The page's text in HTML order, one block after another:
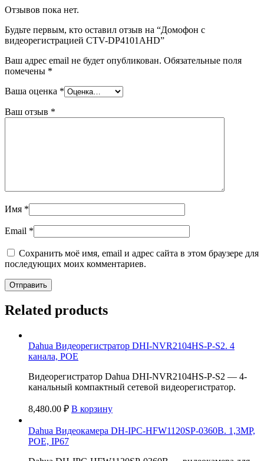
Отзывов пока нет.
Будьте первым, кто оставил отзыв на “Домофон с
видеорегистрацией CTV-DP4101AHD”
Ваш адрес email не будет опубликован. Обязательные поля
помечены *
Ваша оценка *
Ваш отзыв *
Имя *
Email *
Сохранить моё имя, email и адрес сайта в этом браузере для
последующих моих комментариев.
Related products
Dahua Видеорегистратор DHI-NVR2104HS-P-S2. 4
канала, POE
Видеорегистратор Dahua DHI-NVR2104HS-P-S2 — 4-
канальный компактный сетевой видеорегистратор.
8,480.00 ₽ В корзину
Dahua Видеокамера DH-IPC-HFW1120SP-0360B. 1,3MP,
POE, IP67